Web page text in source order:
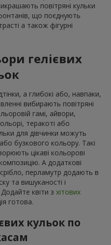
повітряні кульки
що поєднують
а також фігурні
гелієвих
а глибокі або, навпаки,
вибирають повітряні
гамі, айвори,
теракоті або
для дівчинки можуть
бузкового кольору. Такі
цікаві кольорові
А додаткові
перламутр додають в
та вишуканості і
квіти з хітових
готова.
кульок по